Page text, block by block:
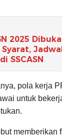
2025
SSCASN
pola kerja
untuk
memberikan